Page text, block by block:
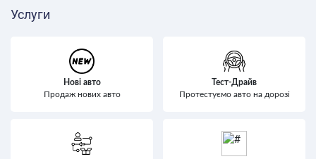
Услуги
Нові авто
Продаж нових авто
Тест-Драйв
Протестуємо авто на дорозі